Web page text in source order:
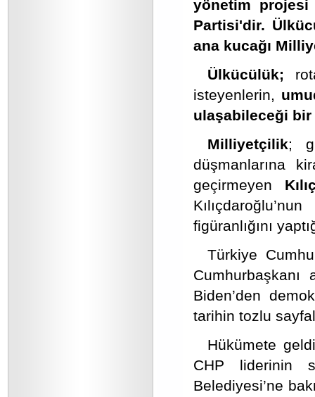
yönetim
Partisi'dir.
ana kucağı
Ülkücülük;
isteyenlerin,
ulaşabileceği
Milliyetçilik;
düşmanlarına
geçirmeyen
figüranlığını
Türkiye
Cumhurbaşkanı
Biden’den
tarihin tozlu
Hükümete
CHP liderinin
Belediyesi’ne